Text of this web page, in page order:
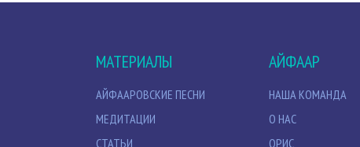
МАТЕРИАЛЫ
АЙФААРОВСКИЕ ПЕСНИ
МЕДИТАЦИИ
СТАТЬИ
АЙФААР
НАША КОМАНДА
О НАС
ОРИС